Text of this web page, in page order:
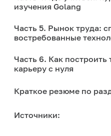
изучения Golang
Часть 5. Рынок труда:
востребованные
Часть 6. Как
карьеру с нуля
Краткое резюме по
Источники: